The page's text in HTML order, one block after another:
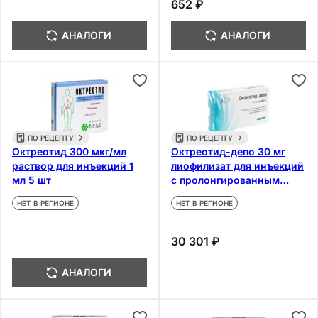
АНАЛОГИ
652 ₽
АНАЛОГИ
ПО РЕЦЕПТУ
Октреотид 300 мкг/мл
раствор для инъекций 1
мл 5 шт
НЕТ В РЕГИОНЕ
АНАЛОГИ
ПО РЕЦЕПТУ
Октреотид-депо 30 мг
лиофилизат для инъекций
с пролонгированным
высвобождением
НЕТ В РЕГИОНЕ
30 301 ₽